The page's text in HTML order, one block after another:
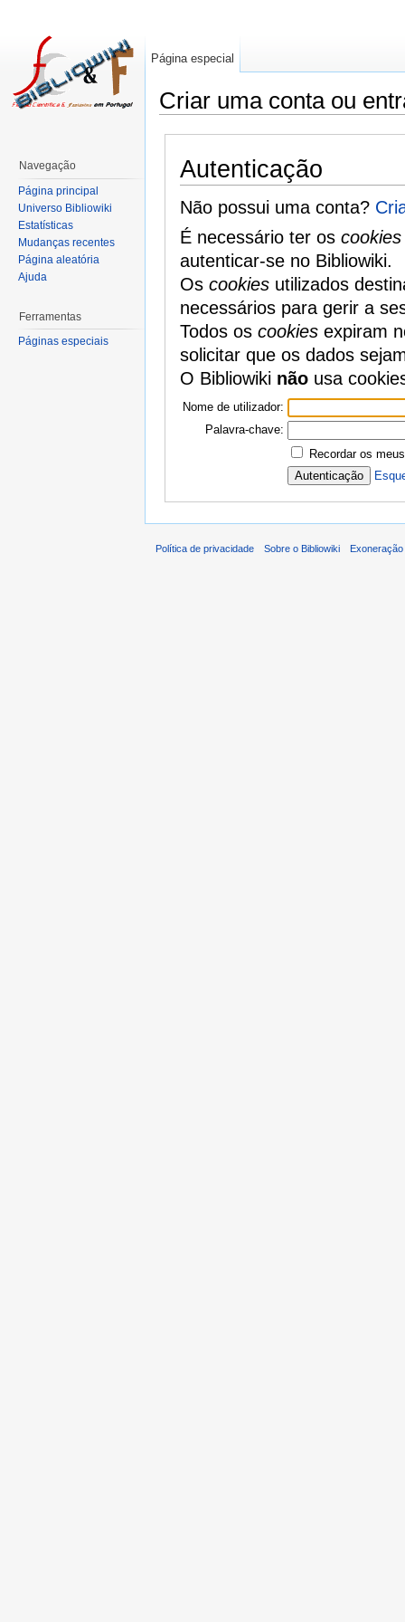
Criar uma conta ou
Autenticação
Não possui uma conta?
É necessário ter os cookies
autenticar-se no Bibliowiki.
Os cookiesutilizados
necessários para gerir a
Todos os cookiesexpiram
solicitar que os dados
O Bibliowiki nãousa
Nome de utilizador:
Palavra-chave:
Recordar os
Página especial
Navegação
Página principal
Universo Bibliowiki
Estatísticas
Mudanças recentes
Página aleatória
Ajuda
Ferramentas
Páginas especiais
Política de privacidade Sobre o Bibliowiki